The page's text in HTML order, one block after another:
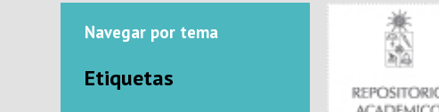
Navegar por tema
Etiquetas